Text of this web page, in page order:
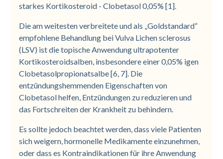
starkes Kortikosteroid - Clobetasol 0,05% [1].
Die am weitesten verbreitete und als „Goldstandard“
empfohlene Behandlung bei Vulva Lichen sclerosus
(LSV) ist die topische Anwendung ultrapotenter
Kortikosteroidsalben, insbesondere einer 0,05% igen
Clobetasolpropionatsalbe [6, 7]. Die
entzündungshemmenden Eigenschaften von
Clobetasol helfen, Entzündungen zu reduzieren und
das Fortschreiten der Krankheit zu behindern.
Es sollte jedoch beachtet werden, dass viele Patienten
sich weigern, hormonelle Medikamente einzunehmen,
oder dass es Kontraindikationen für ihre Anwendung